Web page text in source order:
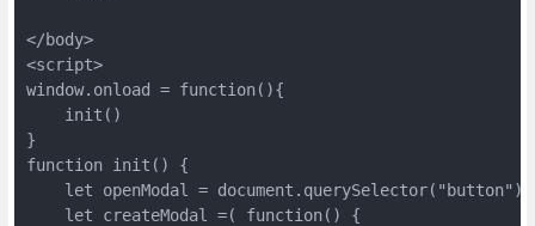
</body>
<script>
window.onload = function(){
    init()
}
function init() {
    let openModal = document.querySelector("button")
    let createModal =( function() {